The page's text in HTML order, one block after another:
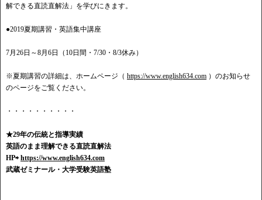
解できる直読直解法」を学びにきます。
●2019夏期講習・英語集中講座
7月26日～8月6日（10日間・7/30・8/3休み）
※夏期講習の詳細は、ホームページ（ https://www.english634.com ）のお知らせ
のページをご覧ください。
・・・・・・・・・・
★29年の伝統と指導実績
英語のまま理解できる直読直解法
HP⇨ https://www.english634.com
武蔵ゼミナール・大学受験英語塾